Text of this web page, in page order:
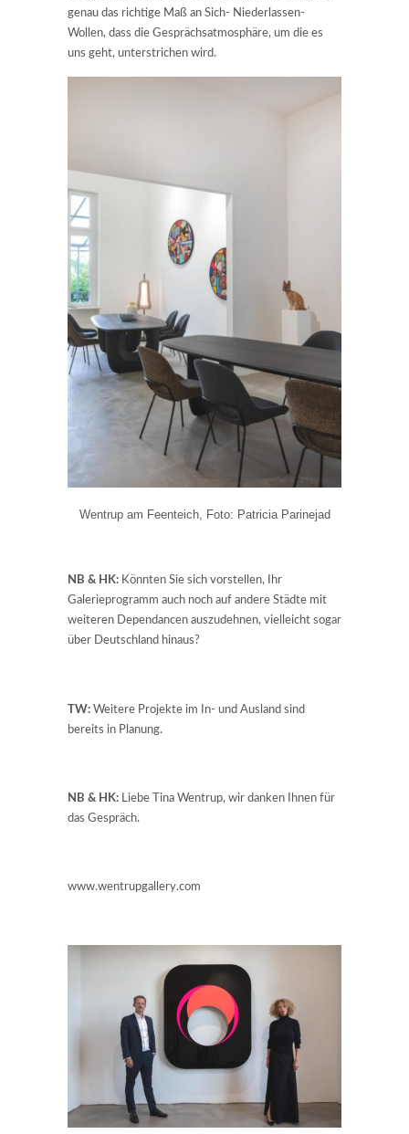
genau das richtige Maß an Sich- Niederlassen-
Wollen, dass die Gesprächsatmosphäre, um die es
uns geht, unterstrichen wird.
Wentrup am Feenteich, Foto: Patricia Parinejad
NB & HK: Könnten Sie sich vorstellen, Ihr
Galerieprogramm auch noch auf andere Städte mit
weiteren Dependancen auszudehnen, vielleicht sogar
über Deutschland hinaus?
TW: Weitere Projekte im In- und Ausland sind
bereits in Planung.
NB & HK: Liebe Tina Wentrup, wir danken Ihnen für
das Gespräch.
www.wentrupgallery.com